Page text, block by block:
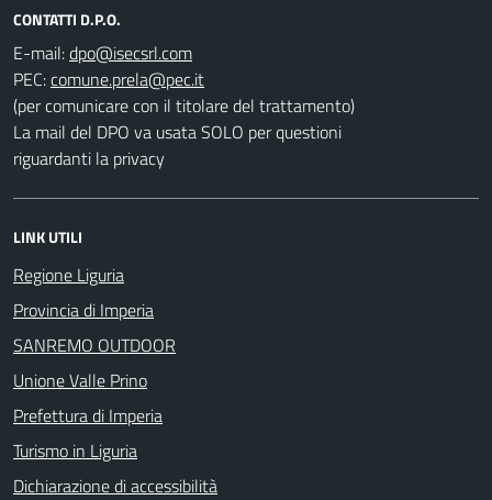
CONTATTI D.P.O.
E-mail:
PEC:
(per comunicare con il titolare del trattamento)
La mail del DPO va usata SOLO per questioni
riguardanti la privacy
LINK UTILI
Regione Liguria
Provincia di Imperia
SANREMO OUTDOOR
Unione Valle Prino
Prefettura di Imperia
Turismo in Liguria
Dichiarazione di accessibilità